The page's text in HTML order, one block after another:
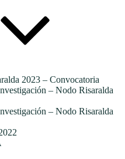
2023 – Convocatoria
– Nodo Risaralda
– Nodo Risaralda